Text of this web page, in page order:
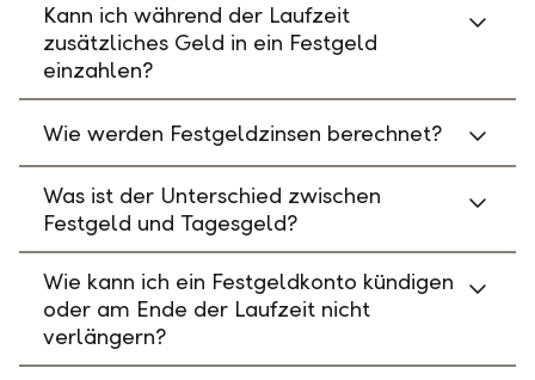
Kann ich während der Laufzeit
zusätzliches Geld in ein Festgeld
einzahlen?
Wie werden Festgeldzinsen berechnet?
Was ist der Unterschied zwischen
Festgeld und Tagesgeld?
Wie kann ich ein Festgeldkonto kündigen
oder am Ende der Laufzeit nicht
verlängern?